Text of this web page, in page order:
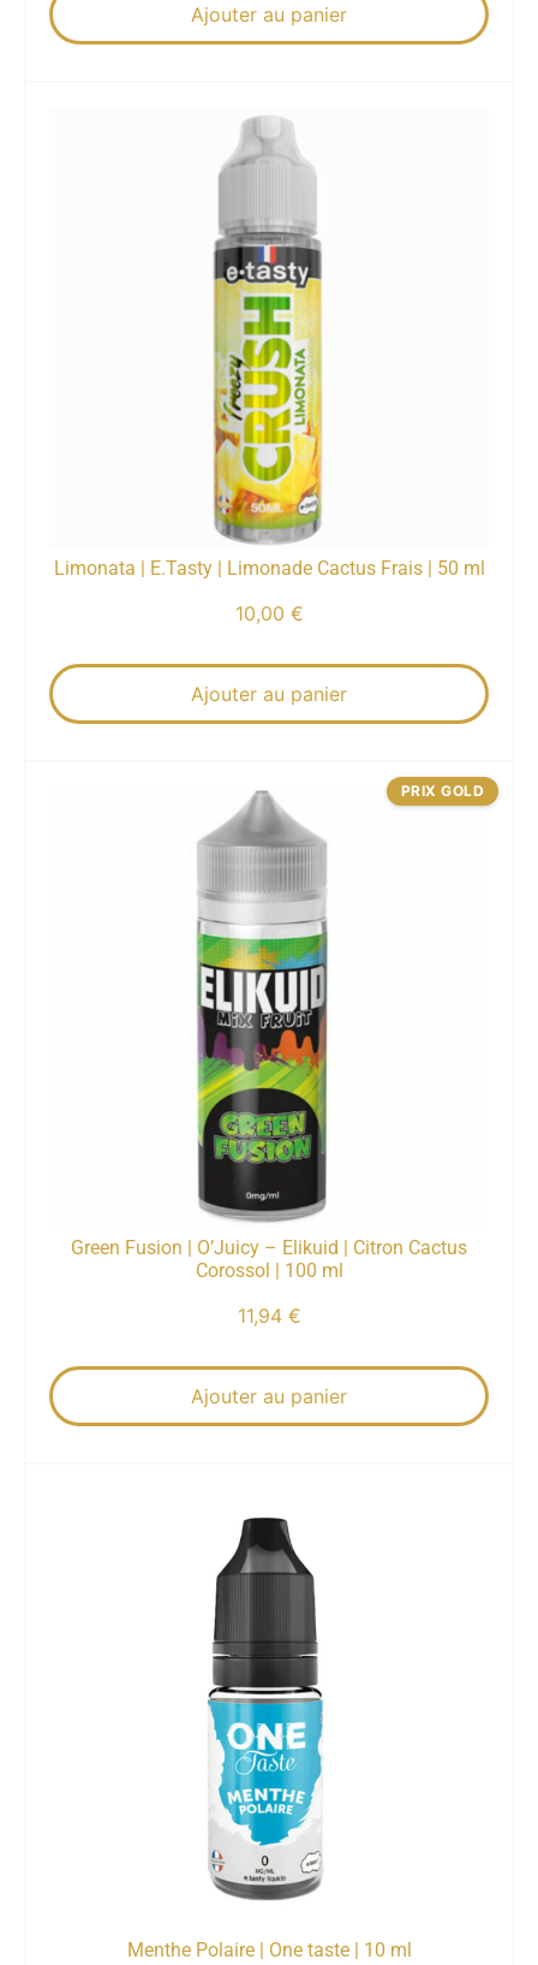
Ajouter au panier
Limonata | E.Tasty | Limonade Cactus Frais | 50 ml
10,00 €
Ajouter au panier
Green Fusion | O’Juicy – Elikuid | Citron Cactus
Corossol | 100 ml
11,94 €
Ajouter au panier
PRIX GOLD
Menthe Polaire | One taste | 10 ml